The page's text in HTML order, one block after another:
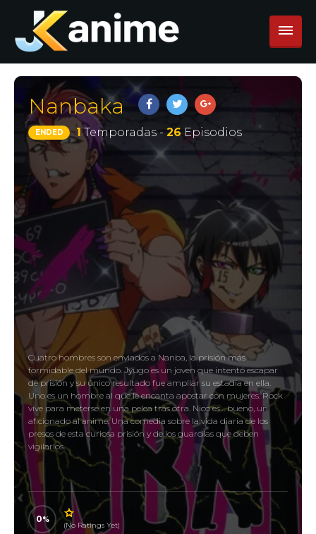
Nanbaka
ENDED 1Temporadas - 26 Episodios
Cuatro hombres son enviados a Nanba, la prisión más
formidable del mundo. Jyugo es un joven que intentó escapar
de prisión y su único resultado fue ampliar su estadía en ella.
Uno es un hombre al que le encanta apostar con mujeres. Rock
vive para meterse en una pelea tras otra. Nico es… bueno, un
aficionado al anime. Una comedia sobre la vida diaria de los
presos de esta curiosa prisión y de los guardias que deben
vigilarlos.
0
(No Ratings Yet)